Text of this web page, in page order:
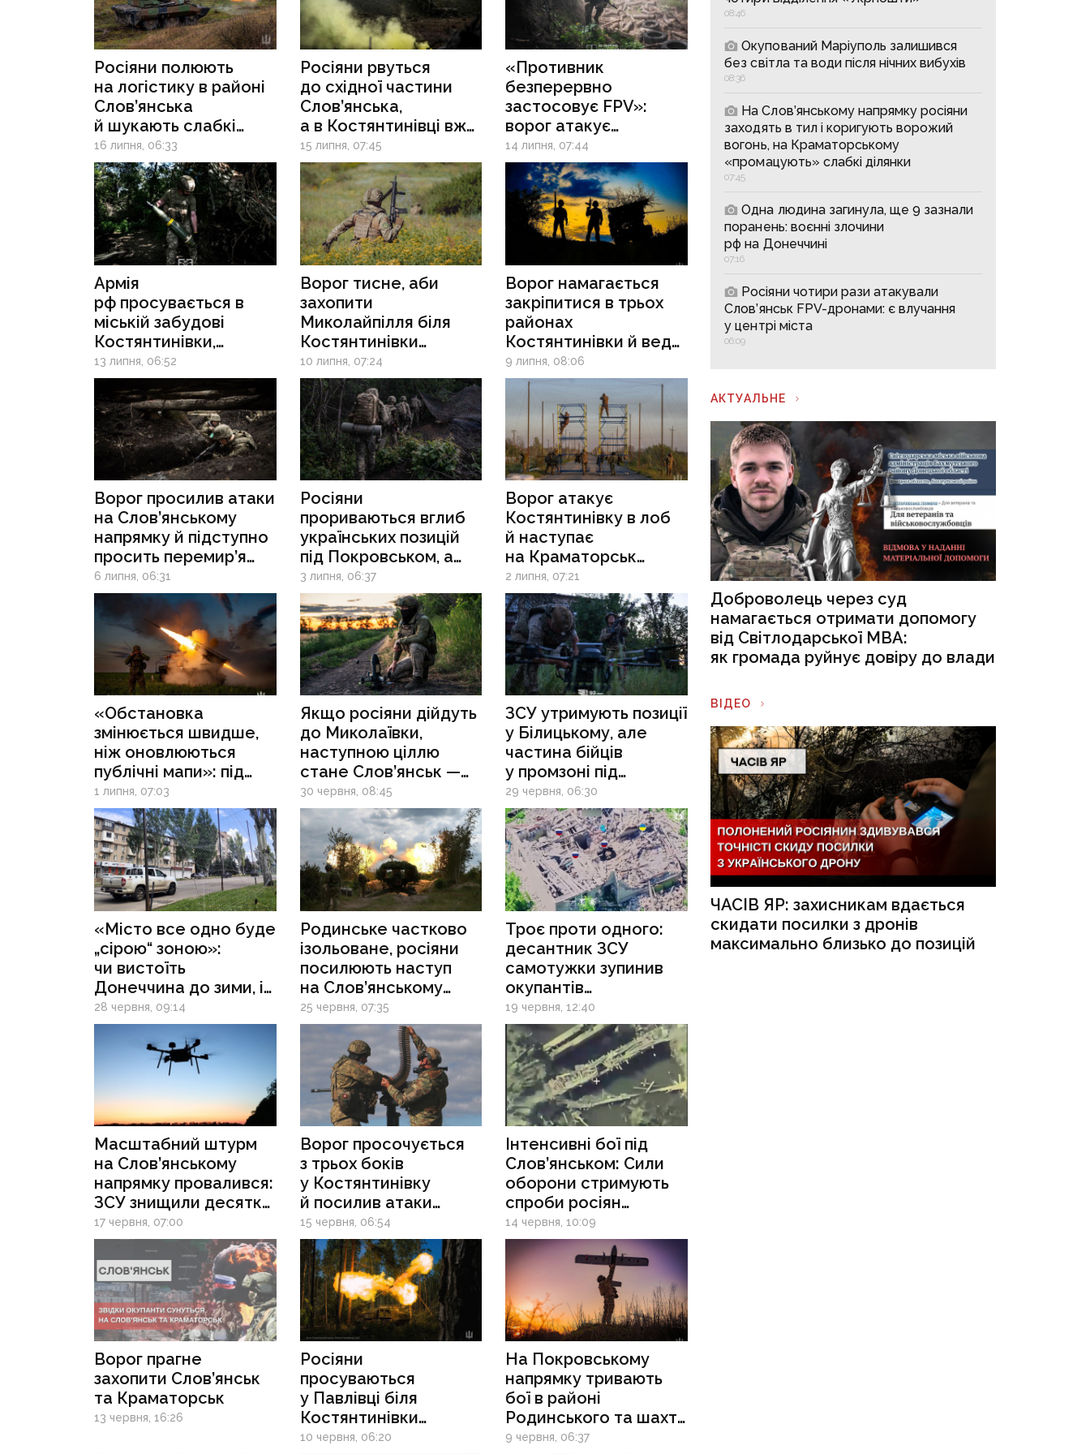
Росіяни полюють
на логістику в районі
Слов’янська
й шукають слабкі
місця оборони
на Покровському
напрямку
16 липня, 06:33
Росіяни рвуться
до східної частини
Слов’янська,
а в Костянтинівці вже
ведуть бої в міській
забудові
15 липня, 07:45
«Противник
безперервно
застосовує FPV»:
ворог атакує
логістику
до Костянтинівки й
б'є дронами
по позиціях в Рай-
Олександрівці
14 липня, 07:44
Армія
рф просувається в
міській забудові
Костянтинівки,
проривається
до Слов’янська
та намагається
перерізати логістику
Краматорська
13 липня, 06:52
Ворог тисне, аби
захопити
Миколайпілля біля
Костянтинівки
й Миколаївку в районі
Слов’янська: ситуація
на фронті
загострюється
10 липня, 07:24
Ворог намагається
закріпитися в трьох
районах
Костянтинівки й веде
активні бої біля Рай-
Олександрівки
9 липня, 08:06
Ворог просилив атаки
на Слов’янському
напрямку й підступно
просить перемир’я
в Костянтинівці -
військові про
ситуацію на фронті
6 липня, 06:31
Росіяни
прориваються вглиб
українських позицій
під Покровськом, а
після захоплення
Пискунівки можуть
розпочати наступ
на Слов’янську ТЕС
3 липня, 06:37
Ворог атакує
Костянтинівку в лоб
й наступає
на Краматорськ
й Словʼянськ, аби
повністю обрубати
логістику — військові
2 липня, 07:21
«Обстановка
змінюється швидше,
ніж оновлюються
публічні мапи»: під
Слов’янськом
загрозлива ситуація,
у Краматорську —
нарощування FPV-
екіпажів і ризик для
будь-якого руху
1 липня, 07:03
Якщо росіяни дійдуть
до Миколаївки,
наступною ціллю
стане Слов’янськ —
військові
30 червня, 08:45
ЗСУ утримують позиції
у Білицькому, але
частина бійців
у промзоні під
Покровськом може
залишатися
в оточенні, —
військові
29 червня, 06:30
«Місто все одно буде
„сірою“ зоною»:
чи вистоїть
Донеччина до зими, і
в якому стані за кілька
місяців будуть
Краматорськ і
Слов’янськ
28 червня, 09:14
Родинське частково
ізольоване, росіяни
посилюють наступ
на Слов’янському
напрямку — військові
25 червня, 07:35
Троє проти одного:
десантник ЗСУ
самотужки зупинив
окупантів
на Слов’янському
напрямку
19 червня, 12:40
Масштабний штурм
на Слов’янському
напрямку провалився:
ЗСУ знищили десятки
мотоциклів і техніки
ще на підході
17 червня, 07:00
Ворог просочується
з трьох боків
у Костянтинівку
й посилив атаки
в районі Рай-
Олександрівки:
ситуація на східному
фронті
15 червня, 06:54
Інтенсивні бої під
Слов’янськом: Сили
оборони стримують
спроби росіян
прорватися
до Миколаївки
14 червня, 10:09
Ворог прагне
захопити Слов’янськ
та Краматорськ
13 червня, 16:26
Росіяни
просуваються
у Павлівці біля
Костянтинівки
й нарощують
10 червня, 06:20
На Покровському
напрямку тривають
бої в районі
Родинського та шахти
«Запорізька»,
9 червня, 06:37
08:46
Окупований Маріуполь залишився
без світла та води після нічних вибухів
08:36
На Слов’янському напрямку росіяни
заходять в тил і коригують ворожий
вогонь, на Краматорському
«промацують» слабкі ділянки
07:45
Одна людина загинула, ще 9 зазнали
поранень: воєнні злочини
рф на Донеччині
07:16
Росіяни чотири рази атакували
Слов’янськ FPV-дронами: є влучання
у центрі міста
06:09
АКТУАЛЬНЕ
Доброволець через суд
намагається отримати допомогу
від Світлодарської МВА:
як громада руйнує довіру до влади
ВІДЕО
ЧАСІВ ЯР: захисникам вдається
скидати посилки з дронів
максимально близько до позицій